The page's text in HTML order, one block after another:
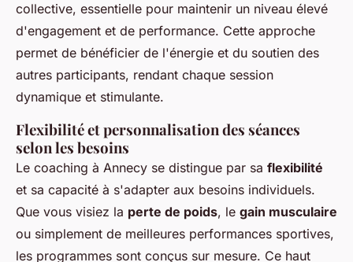
collective, essentielle pour maintenir un niveau élevé
d'engagement et de performance. Cette approche
permet de bénéficier de l'énergie et du soutien des
autres participants, rendant chaque session
dynamique et stimulante.
Flexibilité et personnalisation des séances
selon les besoins
Le coaching à Annecy se distingue par sa flexibilité
et sa capacité à s'adapter aux besoins individuels.
Que vous visiez la perte de poids, le gain musculaire
ou simplement de meilleures performances sportives,
les programmes sont conçus sur mesure. Ce haut